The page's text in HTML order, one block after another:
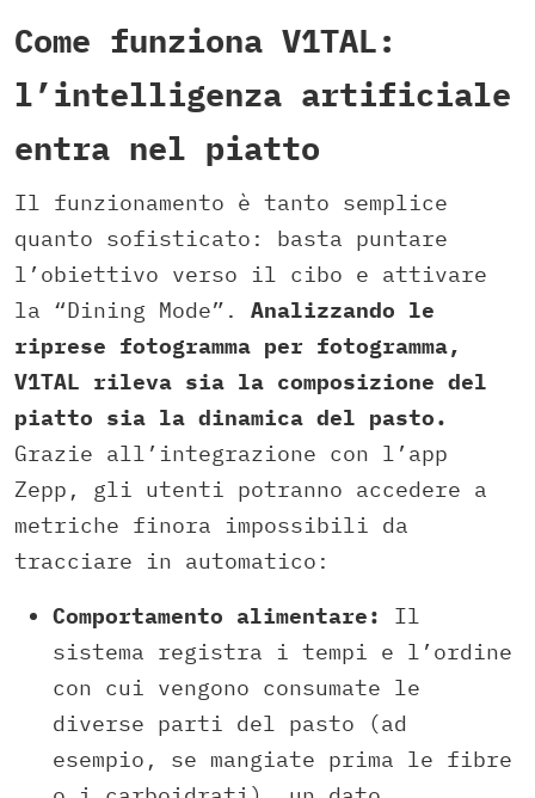
Come funziona V1TAL:
l’intelligenza artificiale
entra nel piatto
Il funzionamento è tanto semplice
quanto sofisticato: basta puntare
l’obiettivo verso il cibo e attivare
la “Dining Mode”. Analizzando le
riprese fotogramma per fotogramma,
V1TAL rileva sia la composizione del
piatto sia la dinamica del pasto.
Grazie all’integrazione con l’app
Zepp, gli utenti potranno accedere a
metriche finora impossibili da
tracciare in automatico:
Comportamento alimentare:
Il
sistema registra i tempi e l’ordine
con cui vengono consumate le
diverse parti del pasto (ad
esempio, se mangiate prima le fibre